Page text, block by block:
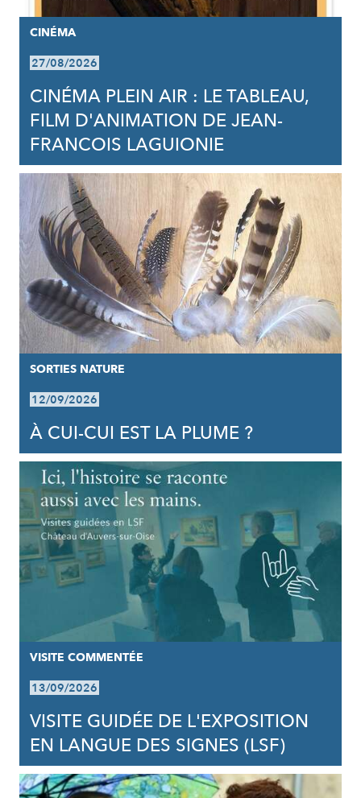
CINÉMA
27/08/2026
CINÉMA PLEIN AIR : LE TABLEAU,
FILM D'ANIMATION DE JEAN-
FRANCOIS LAGUIONIE
SORTIES NATURE
12/09/2026
À CUI-CUI EST LA PLUME ?
VISITE COMMENTÉE
13/09/2026
VISITE GUIDÉE DE L'EXPOSITION
EN LANGUE DES SIGNES (LSF)